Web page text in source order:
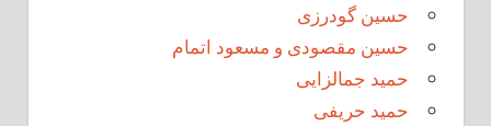
حسین گودرزی
حسین مقصودی و مسعود اتمام
حمید جمالزایی
حمید حریفی